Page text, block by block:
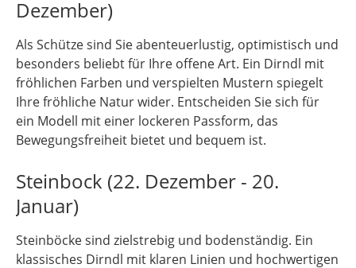
Dezember)
Als Schütze sind Sie abenteuerlustig, optimistisch und
besonders beliebt für Ihre offene Art. Ein Dirndl mit
fröhlichen Farben und verspielten Mustern spiegelt
Ihre fröhliche Natur wider. Entscheiden Sie sich für
ein Modell mit einer lockeren Passform, das
Bewegungsfreiheit bietet und bequem ist.
Steinbock (22. Dezember - 20.
Januar)
Steinböcke sind zielstrebig und bodenständig. Ein
klassisches Dirndl mit klaren Linien und hochwertigen